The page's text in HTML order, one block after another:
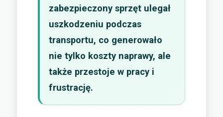
zabezpieczony sprzęt ulegał
uszkodzeniu podczas
transportu, co generowało
nie tylko koszty naprawy, ale
także przestoje w pracy i
frustrację.